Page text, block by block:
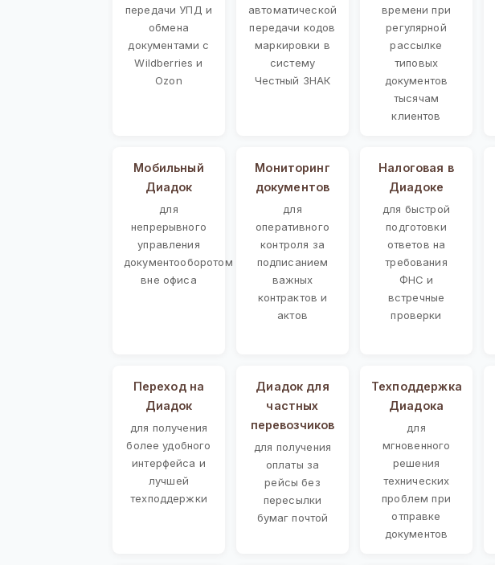
передачи УПД и
обмена
документами с
Wildberries и
Ozon
автоматической
передачи кодов
маркировки в
систему
Честный ЗНАК
времени при
регулярной
рассылке
типовых
документов
тысячам
клиентов
Мобильный
Диадок
для
непрерывного
управления
документооборотом
вне офиса
Мониторинг
документов
для
оперативного
контроля за
подписанием
важных
контрактов и
актов
Налоговая в
Диадоке
для быстрой
подготовки
ответов на
требования
ФНС и
встречные
проверки
Переход на
Диадок
для получения
более удобного
интерфейса и
лучшей
техподдержки
Диадок для
частных
перевозчиков
для получения
оплаты за
рейсы без
пересылки
бумаг почтой
Техподдержка
Диадока
для
мгновенного
решения
технических
проблем при
отправке
документов